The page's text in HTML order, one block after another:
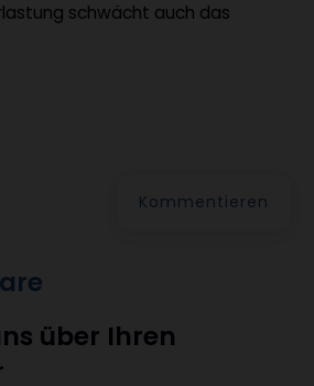
schwächt auch das
Kommentieren
über Ihren